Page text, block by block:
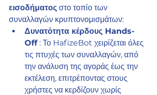
εισοδήματος στο τοπίο των
συναλλαγών κρυπτονομισμάτων:
Δυνατότητα κέρδους Hands-
Off : Το HafizeBot χειρίζεται όλες
τις πτυχές των συναλλαγών, από
την ανάλυση της αγοράς έως την
εκτέλεση, επιτρέποντας στους
χρήστες να κερδίζουν χωρίς